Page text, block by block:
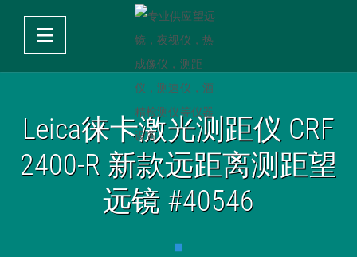
Leica徕卡激光测距仪 CRF
2400-R 新款远距离测距望
远镜 #40546